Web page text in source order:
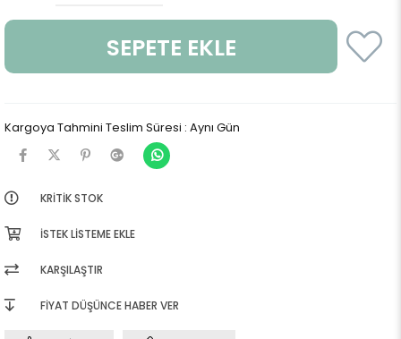
Kargoya Tahmini Teslim Süresi : Aynı Gün
KRITIK STOK
İSTEK LISTEME EKLE
KARŞILAŞTIR
FIYAT DÜŞÜNCE HABER VER